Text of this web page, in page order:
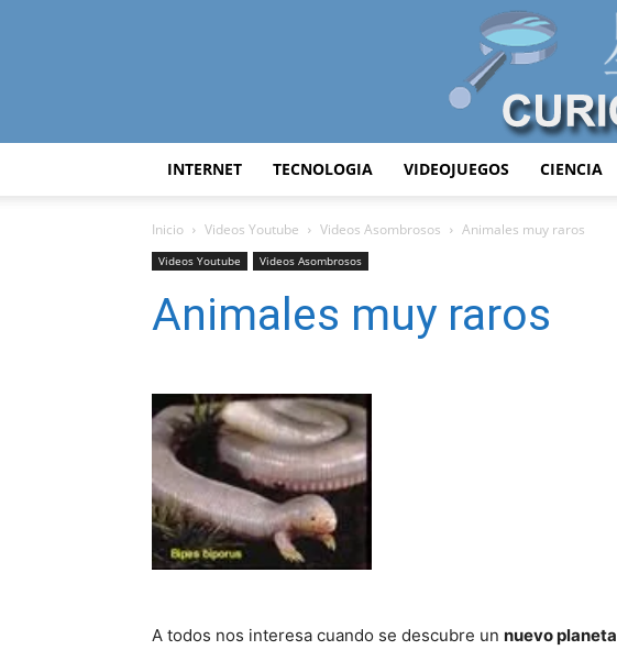
INTERNET TECNOLOGIA VIDEOJUEGOS CIENCIA
Inicio Videos Youtube Videos Asombrosos Animales muy raros
Videos Youtube Videos Asombrosos
Animales muy raros
A todos nos interesa cuando se descubre un nuevo planeta